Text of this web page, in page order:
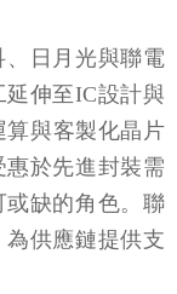
、日月光與聯電
伸至IC設計與
與客製化晶片
於先進封裝需
缺的角色。聯
供應鏈提供支